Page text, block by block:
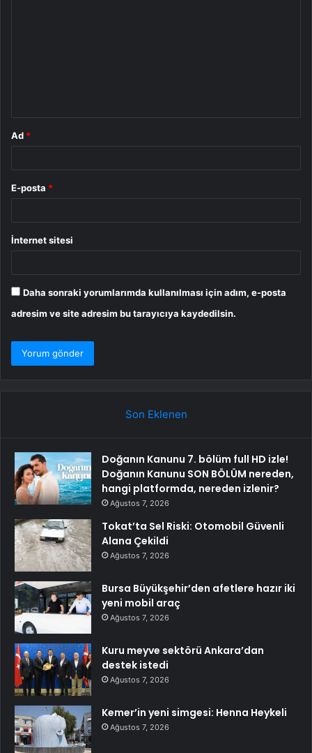
Ad *
E-posta *
İnternet sitesi
Daha sonraki yorumlarımda kullanılması için adım, e-posta
adresim ve site adresim bu tarayıcıya kaydedilsin.
Son Eklenen
Doğanın Kanunu 7. bölüm full HD izle!
Doğanın Kanunu SON BÖLÜM nereden,
hangi platformda, nereden izlenir?
Ağustos 7, 2026
Tokat’ta Sel Riski: Otomobil Güvenli
Alana Çekildi
Ağustos 7, 2026
Bursa Büyükşehir’den afetlere hazır iki
yeni mobil araç
Ağustos 7, 2026
Kuru meyve sektörü Ankara’dan
destek istedi
Ağustos 7, 2026
Kemer’in yeni simgesi: Henna Heykeli
Ağustos 7, 2026